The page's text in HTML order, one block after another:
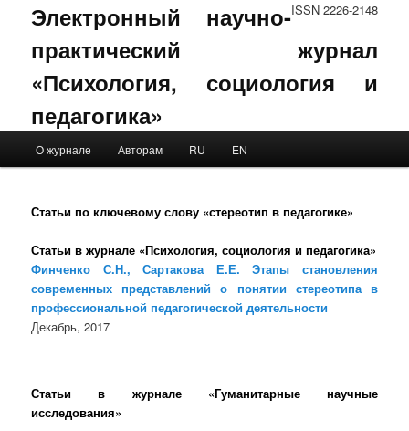
ISSN 2226-2148
Электронный научно-
практический журнал
«Психология, социология и
педагогика»
Skip to primary content
Skip to secondary content
О журнале Авторам RU EN
Статьи по ключевому слову «стереотип в педагогике»
Статьи в журнале «Психология, социология и педагогика»
Финченко С.Н., Сартакова Е.Е. Этапы становления
современных представлений о понятии стереотипа в
профессиональной педагогической деятельности
Декабрь, 2017
Статьи в журнале «Гуманитарные научные
исследования»